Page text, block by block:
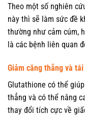
Theo một số nghiên
này thì sẽ làm sức đề
thường như cảm cúm,
là các bệnh liên quan
Giảm căng thẳng và
Glutathione có thể
thẳng và có thể nâng
thay đổi tích cực về